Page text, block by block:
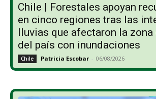
Chile | Forestales apoyan
en cinco regiones tras las
lluvias que afectaron la zona
del país con inundaciones
Chile Patricia Escobar - 06/08/2026